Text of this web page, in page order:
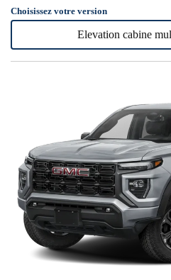
Choisissez votre version
Elevation cabine